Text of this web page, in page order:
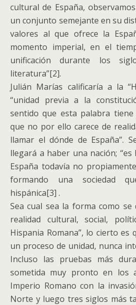
cultural de España,
un conjunto semejante en su
valores al que ofrece la
momento imperial, en el
unificación durante los
literatura”[2].
Julián Marías calificaría a la
“unidad previa a la
sentido que esta palabra
que no por ello carece de
llamar el dónde de España”.
llegará a haber una nación;
España todavía no
formando una sociedad
hispánica[3] .
Sea cual sea la forma como se
realidad cultural, social,
Hispania Romana”, lo cierto es
un proceso de unidad, nunca
Incluso las pruebas más
sometida muy pronto en los
Imperio Romano con la
Norte y luego tres siglos más